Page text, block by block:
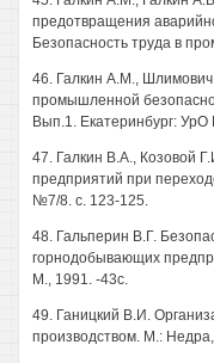
предотвращения
Безопасность труда в
46. Галкин A.M.,
промышленной
Вып.1. Екатеринбург:
47. Галкин В.А., Козовой
предприятий при
№7/8. с. 123-125.
48. Гальперин В.Г.
горнодобывающих
М., 1991. -43с.
49. Ганицкий В.И.
производством. М.: